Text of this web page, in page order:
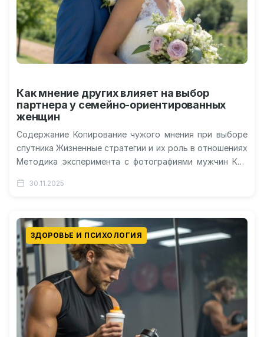
Как мнение других влияет на выбор
партнера у семейно-ориентированных
женщин
Содержание Копирование чужого мнения при выборе
спутника Жизненные стратегии и их роль в отношениях
Методика эксперимента с фотографиями мужчин Кто
30.11.2025
ЗДОРОВЬЕ И ПСИХОЛОГИЯ